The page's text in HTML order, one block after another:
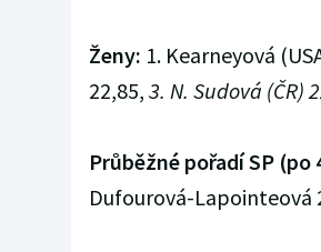
Ženy: 1. Kearneyová
22,85, 3. N. Sudová (ČR)
Průběžné pořadí SP (po
Dufourová-Lapointeová